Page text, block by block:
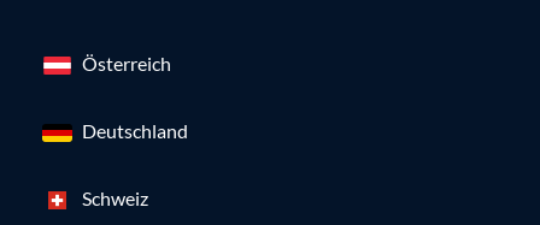
Österreich
Deutschland
Schweiz